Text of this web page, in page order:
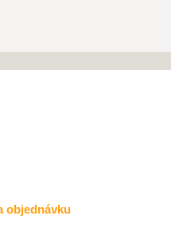
objednávku